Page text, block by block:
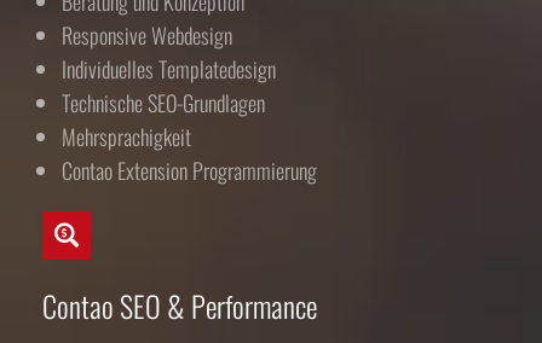
Responsive Webdesign
Individuelles Templatedesign
Technische SEO-Grundlagen
Mehrsprachigkeit
Contao Extension Programmierung
Contao SEO & Performance